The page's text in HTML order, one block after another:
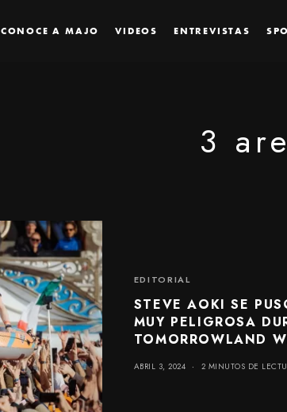
CONOCE A MAJO VIDEOS ENTREVISTAS
3
EDITORIAL
STEVE AOKI SE
MUY PELIGROSA
TOMORROWLAND
ABRIL 3, 2024 2 MINUTOS DE